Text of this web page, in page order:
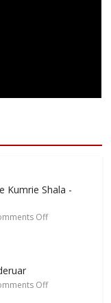
Kumrie Shala -
Off
Off